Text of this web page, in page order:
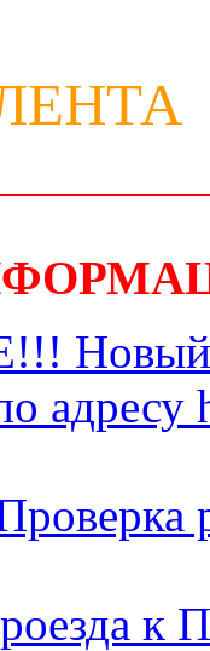
Новый
адресу
к